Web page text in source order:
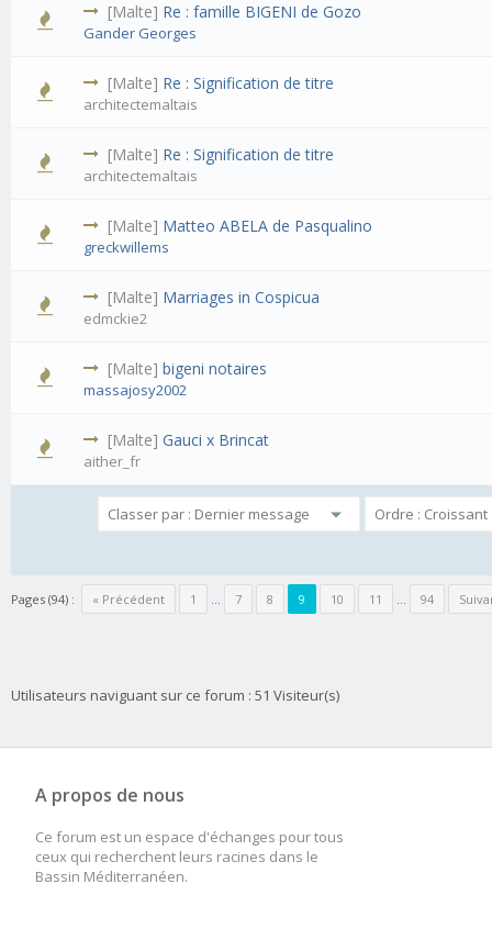
[Malte] Re : famille BIGENI de Gozo
Gander Georges
[Malte] Re : Signification de titre
architectemaltais
[Malte] Re : Signification de titre
architectemaltais
[Malte] Matteo ABELA de Pasqualino
greckwillems
[Malte] Marriages in Cospicua
edmckie2
[Malte]bigeni notaires
massajosy2002
[Malte]Gauci x Brincat
aither_fr
Pages (94) : « Précédent 1 … 7 8 9 10 11 … 94
Utilisateurs naviguant sur ce forum : 51 Visiteur(s)
A propos de nous
Ce forum est un espace d'échanges pour tous
ceux qui recherchent leurs racines dans le
Bassin Méditerranéen.